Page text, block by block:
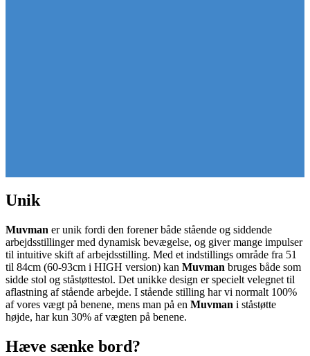
Unik
Muvman er unik fordi den forener både stående og siddende
arbejdsstillinger med dynamisk bevægelse, og giver mange impulser
til intuitive skift af arbejdsstilling. Med et indstillings område fra 51
til 84cm (60-93cm i HIGH version) kan Muvman bruges både som
sidde stol og ståstøttestol. Det unikke design er specielt velegnet til
aflastning af stående arbejde. I stående stilling har vi normalt 100%
af vores vægt på benene, mens man på en Muvman i ståstøtte
højde, har kun 30% af vægten på benene.
Hæve sænke bord?